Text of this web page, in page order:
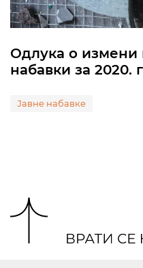
Одлука о измени
набавки за 2020.
Јавне набавке